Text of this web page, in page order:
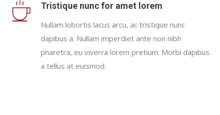
Tristique nunc for amet lorem
Nullam lobortis lacus arcu, ac tristique nunc
dapibus a. Nullam imperdiet ante non nibh
pharetra, eu viverra lorem pretium. Morbi dapibus
a tellus at euismod.